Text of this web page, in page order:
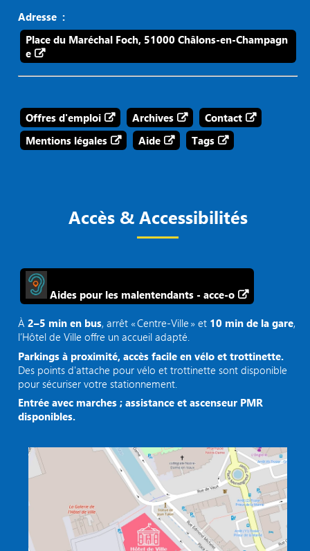
Adresse :
Place du Maréchal Foch, 51000 Châlons-en-Champagn
e
Offres d'emploi Archives
Contact
Mentions légales
Aide Tags
Accès & Accessibilités
Aides pour les malentendants - acce-o
À2–5 min en bus, arrêt « Centre‑Ville » et 10 min de la gare,
l’Hôtel de Ville offre un accueil adapté.
Parkings à proximité, accès facile en vélo et trottinette.
Des points d'attache pour vélo et trottinette sont disponible
pour sécuriser votre stationnement.
Entrée avec marches ; assistance et ascenseur PMR
disponibles.